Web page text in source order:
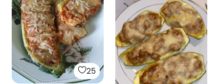
25